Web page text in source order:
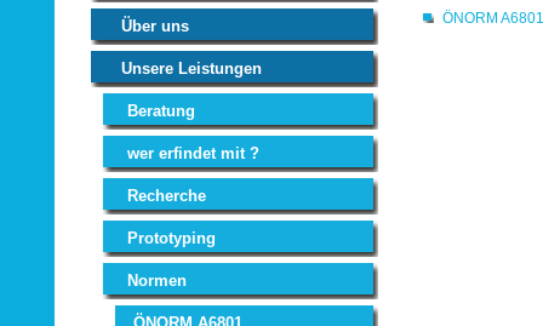
Über uns
Unsere Leistungen
Beratung
wer erfindet mit ?
Recherche
Prototyping
Normen
ÖNORM